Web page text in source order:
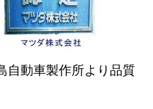
自動車製作所より品質